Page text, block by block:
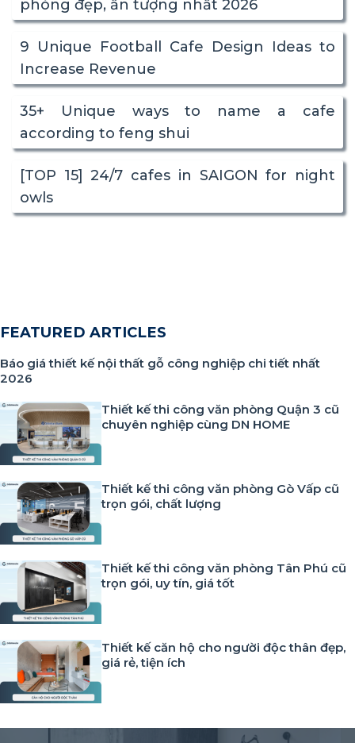
phòng đẹp, ấn tượng nhất 2026
9 Unique Football Cafe Design Ideas to
Increase Revenue
35+ Unique ways to name a cafe
according to feng shui
[TOP 15] 24/7 cafes in SAIGON for night
owls
FEATURED ARTICLES
Báo giá thiết kế nội thất gỗ công nghiệp chi tiết nhất
2026
Thiết kế thi công văn phòng Quận 3 cũ
chuyên nghiệp cùng DN HOME
Thiết kế thi công văn phòng Gò Vấp cũ
trọn gói, chất lượng
Thiết kế thi công văn phòng Tân Phú cũ
trọn gói, uy tín, giá tốt
Thiết kế căn hộ cho người độc thân đẹp,
giá rẻ, tiện ích